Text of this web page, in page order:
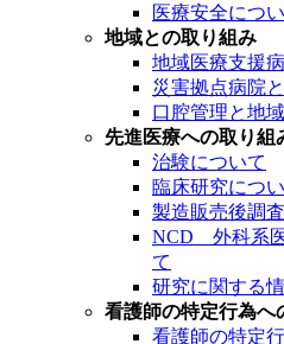
医療安全につ
地域との取り組み
地域医療支援
災害拠点病院
口腔管理と地
先進医療への取り組
治験について
臨床研究につ
製造販売後調
NCD 外科系
て
研究に関する
看護師の特定行為へ
看護師の特定